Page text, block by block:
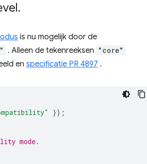
.
is nu mogelijk door de
. Alleen de tekenreeksen "core"
en specificatie PR 4897 .
});
mode.